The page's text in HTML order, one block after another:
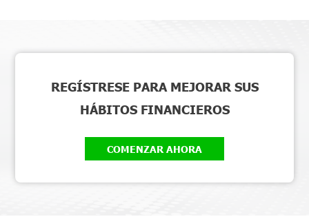
REGÍSTRESE PARA MEJORAR SUS
HÁBITOS FINANCIEROS
COMENZAR AHORA